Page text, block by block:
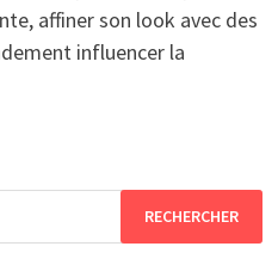
affiner son look avec des
influencer la